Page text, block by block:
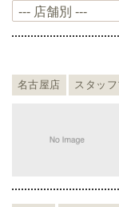
名古屋店 スタッ